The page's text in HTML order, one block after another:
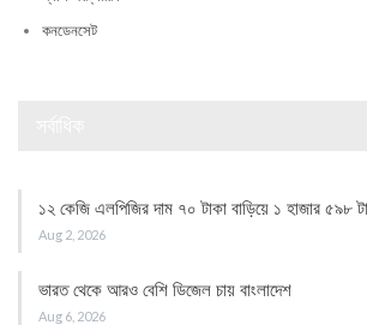
কনডেনসেট
১২ কেজি এলপিজির দাম ৭০ টাকা বাড়িয়ে ১ হাজার ৫৯৮
Aug 2, 2026
ভারত থেকে আরও বেশি ডিজেল চায় বাংলাদেশ
Aug 6, 2026